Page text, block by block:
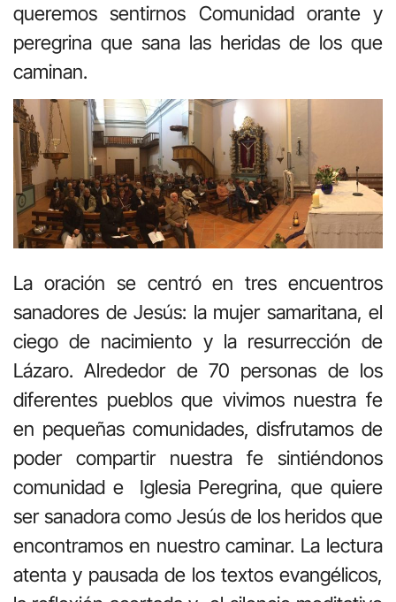
queremos sentirnos Comunidad orante y
peregrina que sana las heridas de los que
caminan.
La oración se centró en tres encuentros
sanadores de Jesús: la mujer samaritana, el
ciego de nacimiento y la resurrección de
Lázaro. Alrededor de 70 personas de los
diferentes pueblos que vivimos nuestra fe
en pequeñas comunidades, disfrutamos de
poder compartir nuestra fe sintiéndonos
comunidad e Iglesia Peregrina, que quiere
ser sanadora como Jesús de los heridos que
encontramos en nuestro caminar. La lectura
atenta y pausada de los textos evangélicos,